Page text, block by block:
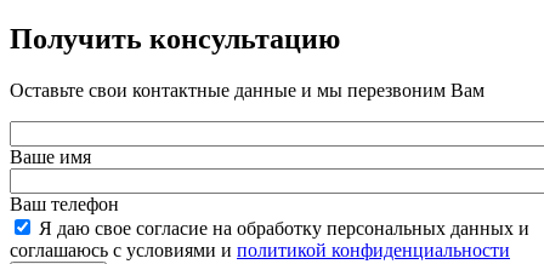
Получить консультацию
Оставьте свои контактные данные и мы перезвоним Вам
Ваше имя
Ваш телефон
Я даю свое согласие на обработку персональных данных и
соглашаюсь с условиями и политикой конфиденциальности